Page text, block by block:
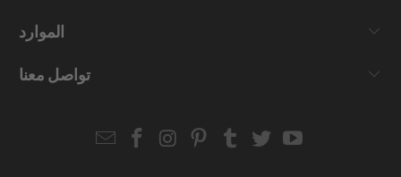
الموارد
تواصل معنا
EmailStrapcode
Strapcode
Strapcode
Strapcode
Strapcode